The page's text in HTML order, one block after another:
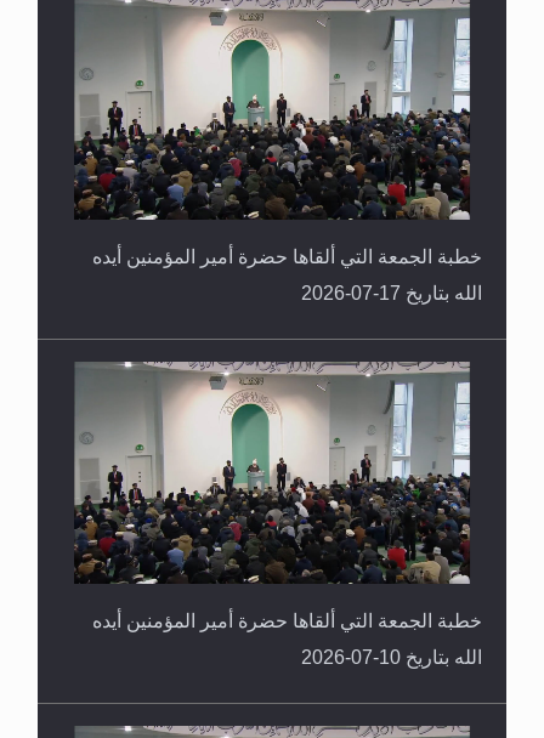
خطبة الجمعة التي ألقاها حضرة أمير المؤمنين أيده
الله بتاريخ 17-07-2026
خطبة الجمعة التي ألقاها حضرة أمير المؤمنين أيده
الله بتاريخ 10-07-2026